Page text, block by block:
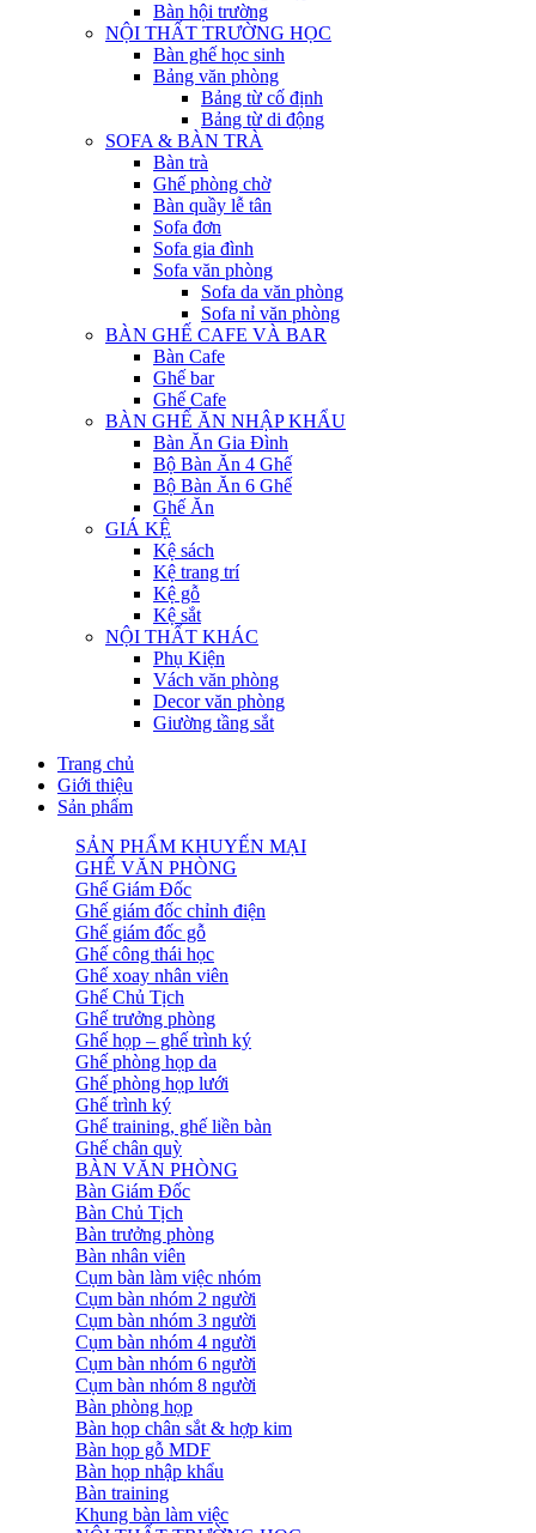
Bàn hội trường
NỘI THẤT TRƯỜNG HỌC
Bàn ghế học sinh
Bảng văn phòng
Bảng từ cố định
Bảng từ di động
SOFA & BÀN TRÀ
Bàn trà
Ghế phòng chờ
Bàn quầy lễ tân
Sofa đơn
Sofa gia đình
Sofa văn phòng
Sofa da văn phòng
Sofa nỉ văn phòng
BÀN GHẾ CAFE VÀ BAR
Bàn Cafe
Ghế bar
Ghế Cafe
BÀN GHẾ ĂN NHẬP KHẨU
Bàn Ăn Gia Đình
Bộ Bàn Ăn 4 Ghế
Bộ Bàn Ăn 6 Ghế
Ghế Ăn
GIÁ KỆ
Kệ sách
Kệ trang trí
Kệ gỗ
Kệ sắt
NỘI THẤT KHÁC
Phụ Kiện
Vách văn phòng
Decor văn phòng
Giường tầng sắt
Trang chủ
Giới thiệu
Sản phẩm
SẢN PHẨM KHUYẾN MẠI
GHẾ VĂN PHÒNG
Ghế Giám Đốc
Ghế giám đốc chỉnh điện
Ghế giám đốc gỗ
Ghế công thái học
Ghế xoay nhân viên
Ghế Chủ Tịch
Ghế trưởng phòng
Ghế họp – ghế trình ký
Ghế phòng họp da
Ghế phòng họp lưới
Ghế trình ký
Ghế training, ghế liền bàn
Ghế chân quỳ
BÀN VĂN PHÒNG
Bàn Giám Đốc
Bàn Chủ Tịch
Bàn trưởng phòng
Bàn nhân viên
Cụm bàn làm việc nhóm
Cụm bàn nhóm 2 người
Cụm bàn nhóm 3 người
Cụm bàn nhóm 4 người
Cụm bàn nhóm 6 người
Cụm bàn nhóm 8 người
Bàn phòng họp
Bàn họp chân sắt & hợp kim
Bàn họp gỗ MDF
Bàn họp nhập khẩu
Bàn training
Khung bàn làm việc